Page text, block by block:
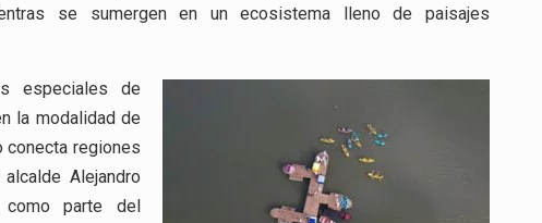
se sumergen en un ecosistema lleno de paisajes
especiales de
la modalidad de
conecta regiones
Alejandro
como parte del